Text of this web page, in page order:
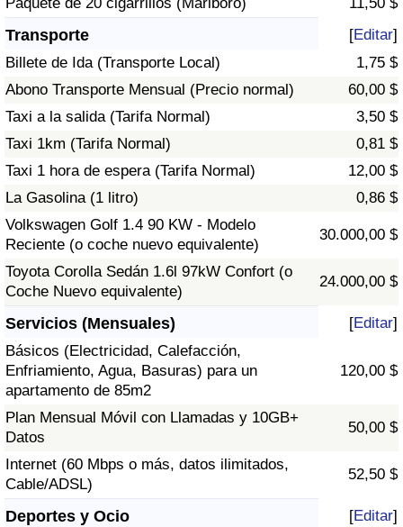
Paquete de 20 cigarrillos (Marlboro)
11,50 $
Transporte [Editar]
Billete de Ida (Transporte Local)
1,75 $
Abono Transporte Mensual (Precio normal)
60,00 $
Taxi a la salida (Tarifa Normal)
3,50 $
Taxi 1km (Tarifa Normal)
0,81 $
Taxi 1 hora de espera (Tarifa Normal)
12,00 $
La Gasolina (1 litro)
0,86 $
Volkswagen Golf 1.4 90 KW - Modelo
Reciente (o coche nuevo equivalente)
30.000,00 $
Toyota Corolla Sedán 1.6l 97kW Confort (o
Coche Nuevo equivalente)
24.000,00 $
Servicios (Mensuales) [Editar]
Básicos (Electricidad, Calefacción,
Enfriamiento, Agua, Basuras) para un
apartamento de 85m2
120,00 $
Plan Mensual Móvil con Llamadas y 10GB+
Datos
50,00 $
Internet (60 Mbps o más, datos ilimitados,
Cable/ADSL)
52,50 $
Deportes y Ocio [Editar]
Índice de Tráfico por País